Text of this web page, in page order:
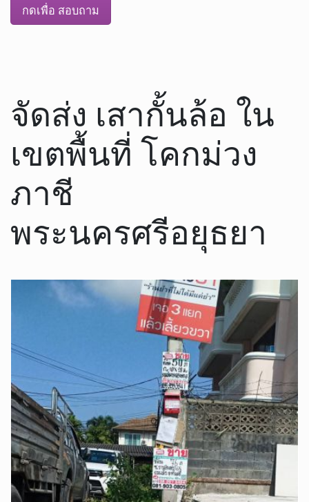
กดเพื่อ สอบถาม
จัดส่ง เสากั้นล้อ ใน
เขตพื้นที่ โคกม่วง
ภาชี
พระนครศรีอยุธยา